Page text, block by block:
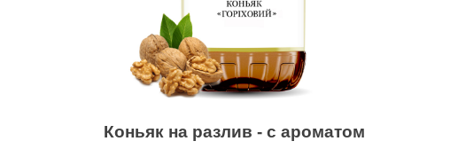
Коньяк на разлив - с ароматом